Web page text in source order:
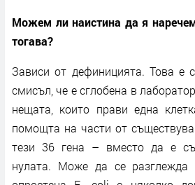
Можем ли наистина да я
тогава?
Зависи от дефиницията. Това е
смисъл, че е сглобена в
нещата, които прави една
помощта на части от
тези 36 гена – вместо да е
нулата. Може да се разглежда